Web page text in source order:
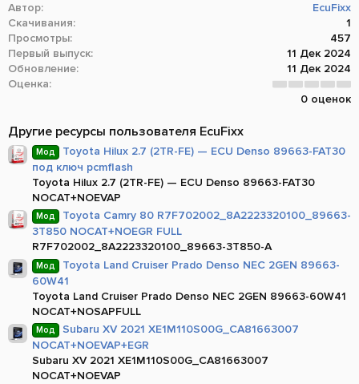
Автор
EcuFixx
Скачивания
1
Просмотры
457
Первый выпуск
11 Дек 2024
Обновление
11 Дек 2024
Оценка
0
.
0
0 оценок
Другие ресурсы пользователя EcuFixx
Мод
Toyota Hilux 2.7 (2TR-FE) — ECU Denso 89663-FAT30
под ключ pcmflash
Toyota Hilux 2.7 (2TR-FE) — ECU Denso 89663-FAT30
NOCAT+NOEVAP
Мод
Toyota Camry 80 R7F702002_8A2223320100_89663-
3T850 NOCAT+NOEGR FULL
R7F702002_8A2223320100_89663-3T850-A
Мод
Toyota Land Cruiser Prado Denso NEC 2GEN 89663-
60W41
Toyota Land Cruiser Prado Denso NEC 2GEN 89663-60W41
NOCAT+NOSAPFULL
Мод
Subaru XV 2021 XE1M110S00G_CA81663007
NOCAT+NOEVAP+EGR
Subaru XV 2021 XE1M110S00G_CA81663007
NOCAT+NOEVAP